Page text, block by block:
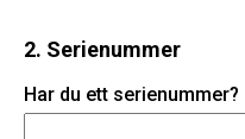
2. Serienummer
Har du ett serienummer?